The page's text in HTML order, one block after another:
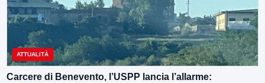
ATTUALITÀ
Carcere di Benevento, l’USPP lancia l’allarme: